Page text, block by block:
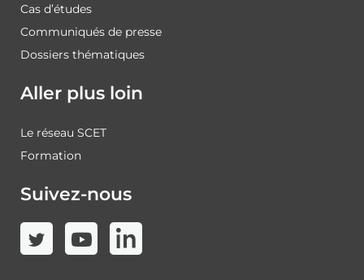
Cas d’études
Communiqués de presse
Dossiers thématiques
Aller plus loin
Le réseau SCET
Formation
Suivez-nous